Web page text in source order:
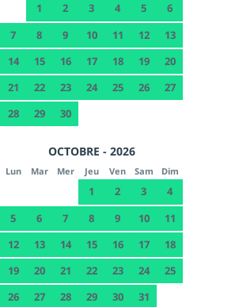
1 2 3 4 5
6
7
8 9 10 11 12
13
14
15 16 17 18 19
20
21
22 23 24 25 26
27
28
29 30
OCTOBRE - 2026
Lun Mar Mer Jeu Ven Sam Dim
1 2 3
4
5
6 7 8 9 10
11
12
13 14 15 16 17
18
19
20 21 22 23 24
25
26
27 28 29 30 31